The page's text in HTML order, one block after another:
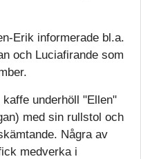
Erik informerade bl.a.
och Luciafirande som
underhöll "Ellen"
med sin rullstol och
Några av
medverka i